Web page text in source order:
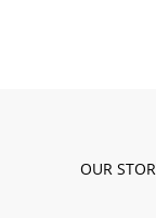
OUR